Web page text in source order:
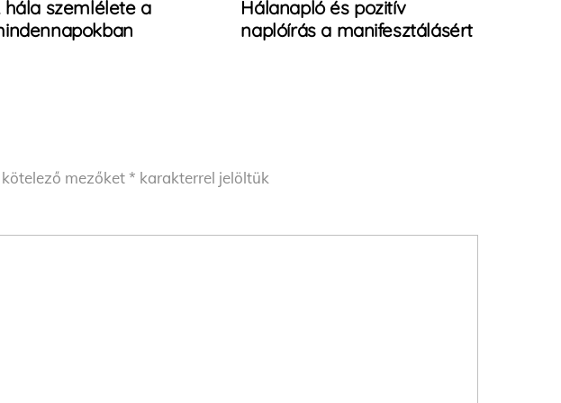
hála szemlélete a
Hálanapló és pozitív
naplóírás a manifesztálásért
kötelező mezőket* karakterrel jelöltük